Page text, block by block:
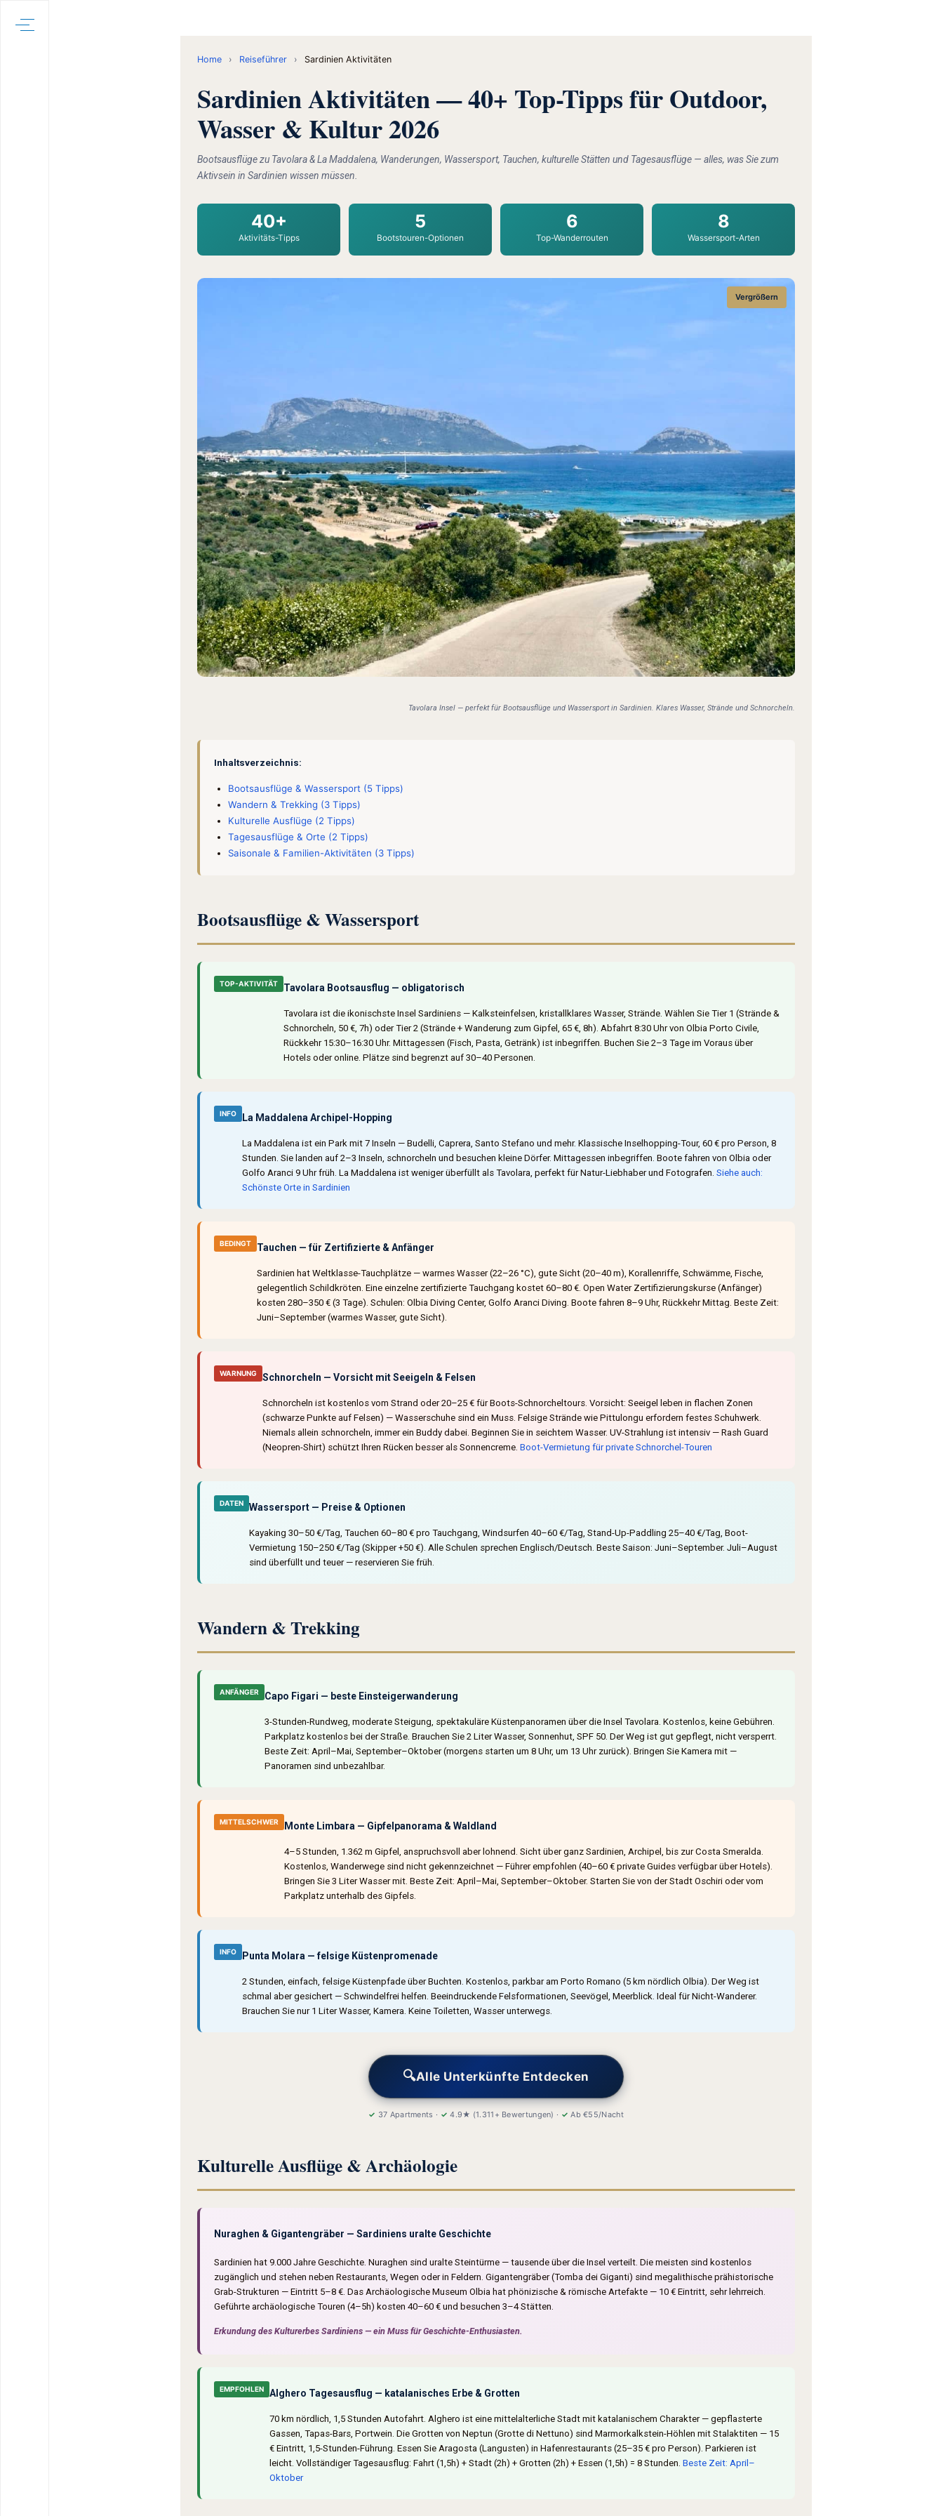
Home › Reiseführer › Sardinien Aktivitäten
Sardinien Aktivitäten — 40+ Top-Tipps für Outdoor,
Wasser & Kultur 2026
Bootsausflüge zu Tavolara & La Maddalena, Wanderungen, Wassersport, Tauchen, kulturelle Stätten und Tagesausflüge — alles, was Sie zum
Aktivsein in Sardinien wissen müssen.
40+
Aktivitäts-Tipps
5
Bootstouren-Optionen
6
Top-Wanderrouten
8
Wassersport-Arten
Vergrößern
Tavolara Insel — perfekt für Bootsausflüge und Wassersport in Sardinien. Klares Wasser, Strände und Schnorcheln.
Inhaltsverzeichnis:
Bootsausflüge & Wassersport (5 Tipps)
Wandern & Trekking (3 Tipps)
Kulturelle Ausflüge (2 Tipps)
Tagesausflüge & Orte (2 Tipps)
Saisonale & Familien-Aktivitäten (3 Tipps)
Bootsausflüge & Wassersport
TOP-AKTIVITÄT Tavolara Bootsausflug — obligatorisch
Tavolara ist die ikonischste Insel Sardiniens — Kalksteinfelsen, kristallklares Wasser, Strände. Wählen Sie Tier 1 (Strände &
Schnorcheln, 50 €, 7h) oder Tier 2 (Strände + Wanderung zum Gipfel, 65 €, 8h). Abfahrt 8:30 Uhr von Olbia Porto Civile,
Rückkehr 15:30–16:30 Uhr. Mittagessen (Fisch, Pasta, Getränk) ist inbegriffen. Buchen Sie 2–3 Tage im Voraus über
Hotels oder online. Plätze sind begrenzt auf 30–40 Personen.
INFO La Maddalena Archipel-Hopping
La Maddalena ist ein Park mit 7 Inseln — Budelli, Caprera, Santo Stefano und mehr. Klassische Inselhopping-Tour, 60 € pro Person, 8
Stunden. Sie landen auf 2–3 Inseln, schnorcheln und besuchen kleine Dörfer. Mittagessen inbegriffen. Boote fahren von Olbia oder
Golfo Aranci 9 Uhr früh. La Maddalena ist weniger überfüllt als Tavolara, perfekt für Natur-Liebhaber und Fotografen. Siehe auch:
Schönste Orte in Sardinien
BEDINGT Tauchen — für Zertifizierte & Anfänger
Sardinien hat Weltklasse-Tauchplätze — warmes Wasser (22–26 °C), gute Sicht (20–40 m), Korallenriffe, Schwämme, Fische,
gelegentlich Schildkröten. Eine einzelne zertifizierte Tauchgang kostet 60–80 €. Open Water Zertifizierungskurse (Anfänger)
kosten 280–350 € (3 Tage). Schulen: Olbia Diving Center, Golfo Aranci Diving. Boote fahren 8–9 Uhr, Rückkehr Mittag. Beste Zeit:
Juni–September (warmes Wasser, gute Sicht).
WARNUNG Schnorcheln — Vorsicht mit Seeigeln & Felsen
Schnorcheln ist kostenlos vom Strand oder 20–25 € für Boots-Schnorcheltours. Vorsicht: Seeigel leben in flachen Zonen
(schwarze Punkte auf Felsen) — Wasserschuhe sind ein Muss. Felsige Strände wie Pittulongu erfordern festes Schuhwerk.
Niemals allein schnorcheln, immer ein Buddy dabei. Beginnen Sie in seichtem Wasser. UV-Strahlung ist intensiv — Rash Guard
(Neopren-Shirt) schützt Ihren Rücken besser als Sonnencreme. Boot-Vermietung für private Schnorchel-Touren
DATEN Wassersport — Preise & Optionen
Kayaking 30–50 €/Tag, Tauchen 60–80 € pro Tauchgang, Windsurfen 40–60 €/Tag, Stand-Up-Paddling 25–40 €/Tag, Boot-
Vermietung 150–250 €/Tag (Skipper +50 €). Alle Schulen sprechen Englisch/Deutsch. Beste Saison: Juni–September. Juli–August
sind überfüllt und teuer — reservieren Sie früh.
Wandern & Trekking
ANFÄNGER Capo Figari — beste Einsteigerwanderung
3-Stunden-Rundweg, moderate Steigung, spektakuläre Küstenpanoramen über die Insel Tavolara. Kostenlos, keine Gebühren.
Parkplatz kostenlos bei der Straße. Brauchen Sie 2 Liter Wasser, Sonnenhut, SPF 50. Der Weg ist gut gepflegt, nicht versperrt.
Beste Zeit: April–Mai, September–Oktober (morgens starten um 8 Uhr, um 13 Uhr zurück). Bringen Sie Kamera mit —
Panoramen sind unbezahlbar.
MITTELSCHWER Monte Limbara — Gipfelpanorama & Waldland
4–5 Stunden, 1.362 m Gipfel, anspruchsvoll aber lohnend. Sicht über ganz Sardinien, Archipel, bis zur Costa Smeralda.
Kostenlos, Wanderwege sind nicht gekennzeichnet — Führer empfohlen (40–60 € private Guides verfügbar über Hotels).
Bringen Sie 3 Liter Wasser mit. Beste Zeit: April–Mai, September–Oktober. Starten Sie von der Stadt Oschiri oder vom
Parkplatz unterhalb des Gipfels.
INFO Punta Molara — felsige Küstenpromenade
2 Stunden, einfach, felsige Küstenpfade über Buchten. Kostenlos, parkbar am Porto Romano (5 km nördlich Olbia). Der Weg ist
schmal aber gesichert — Schwindelfrei helfen. Beeindruckende Felsformationen, Seevögel, Meerblick. Ideal für Nicht-Wanderer.
Brauchen Sie nur 1 Liter Wasser, Kamera. Keine Toiletten, Wasser unterwegs.
🔍Alle Unterkünfte Entdecken
✓ 37 Apartments · ✓ 4.9★ (1.311+ Bewertungen) · ✓ Ab €55/Nacht
Kulturelle Ausflüge & Archäologie
Nuraghen & Gigantengräber — Sardiniens uralte Geschichte
Sardinien hat 9.000 Jahre Geschichte. Nuraghen sind uralte Steintürme — tausende über die Insel verteilt. Die meisten sind kostenlos
zugänglich und stehen neben Restaurants, Wegen oder in Feldern. Gigantengräber (Tomba dei Giganti) sind megalithische prähistorische
Grab-Strukturen — Eintritt 5–8 €. Das Archäologische Museum Olbia hat phönizische & römische Artefakte — 10 € Eintritt, sehr lehrreich.
Geführte archäologische Touren (4–5h) kosten 40–60 € und besuchen 3–4 Stätten.
Erkundung des Kulturerbes Sardiniens — ein Muss für Geschichte-Enthusiasten.
EMPFOHLEN Alghero Tagesausflug — katalanisches Erbe & Grotten
70 km nördlich, 1,5 Stunden Autofahrt. Alghero ist eine mittelalterliche Stadt mit katalanischem Charakter — gepflasterte
Gassen, Tapas-Bars, Portwein. Die Grotten von Neptun (Grotte di Nettuno) sind Marmorkalkstein-Höhlen mit Stalaktiten — 15
€ Eintritt, 1,5-Stunden-Führung. Essen Sie Aragosta (Langusten) in Hafenrestaurants (25–35 € pro Person). Parkieren ist
leicht. Vollständiger Tagesausflug: Fahrt (1,5h) + Stadt (2h) + Grotten (2h) + Essen (1,5h) = 8 Stunden. Beste Zeit: April–
Oktober